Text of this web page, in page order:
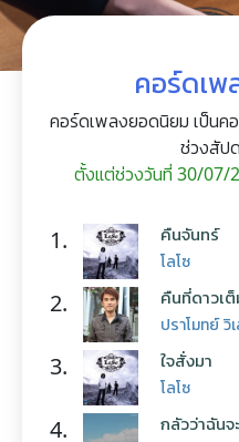
คอร์ดเ
คอร์ดเพลงยอดนิยม เป็นค
ช่วงสัป
ตั้งแต่ช่วงวันที่ 30/07/
1. คืนจันทร์
โลโซ
2. คืนที่ดาวเ
ปราโมทย์ วิ
3. ใจสั่งมา
โลโซ
4. กลัวว่าฉันจ